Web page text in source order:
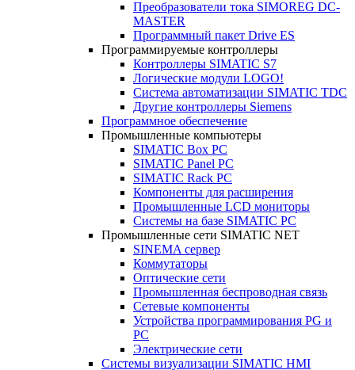
Преобразователи тока SIMOREG DC-
MASTER
Программный пакет Drive ES
Программируемые контроллеры
Контроллеры SIMATIC S7
Логические модули LOGO!
Система автоматизации SIMATIC TDC
Другие контроллеры Siemens
Программное обеспечение
Промышленные компьютеры
SIMATIC Box PC
SIMATIC Panel PС
SIMATIC Rack PC
Компоненты для расширения
Промышленные LCD мониторы
Системы на базе SIMATIC PC
Промышленные сети SIMATIC NET
SINEMA сервер
Коммутаторы
Оптические сети
Промышленная беспроводная связь
Сетевые компоненты
Устройства программирования PG и
PC
Электрические сети
Системы визуализации SIMATIC HMI